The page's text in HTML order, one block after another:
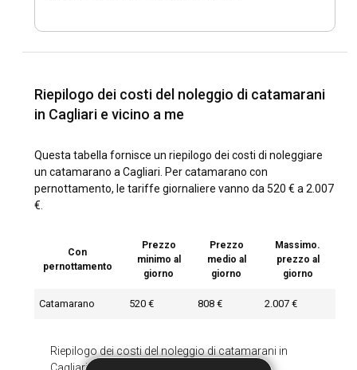
Riepilogo dei costi del noleggio di catamarani
in Cagliari e vicino a me
Questa tabella fornisce un riepilogo dei costi di noleggiare
un catamarano a Cagliari. Per catamarano con
pernottamento, le tariffe giornaliere vanno da 520 € a 2.007
€.
Riepilogo dei costi del noleggio di catamarani in
Con
pernottamento
Prezzo
minimo al
giorno
Prezzo
medio al
giorno
Massimo.
prezzo al
giorno
Catamarano 520 € 808 € 2.007 €